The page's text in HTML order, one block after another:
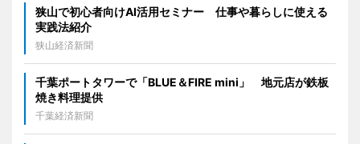
狭山で初心者向けAI活用セミナー 仕事や暮らしに使える
実践法紹介
狭山経済新聞
千葉ポートタワーで「BLUE＆FIRE mini」 地元店が鉄板
焼き料理提供
千葉経済新聞